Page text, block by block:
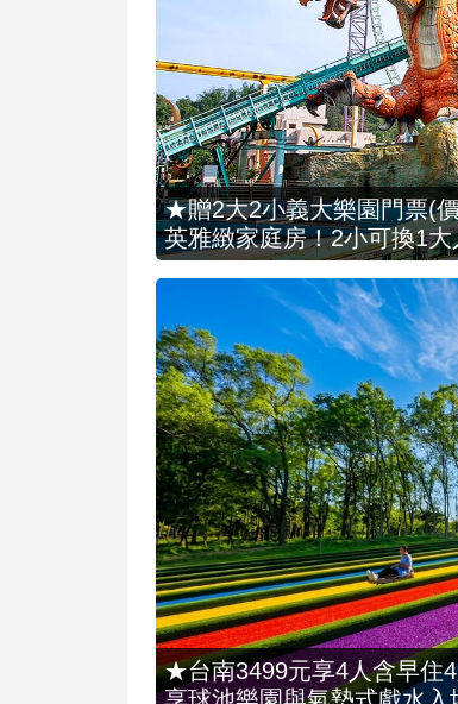
★贈2大2小義大樂園門票(
英雅緻家庭房！2小可換1
★台南3499元享4人含早住